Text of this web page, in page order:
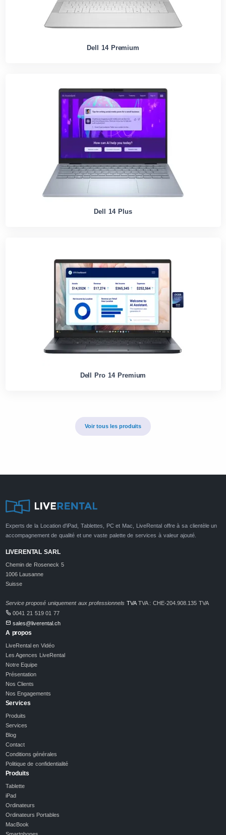
Dell 14 Premium
Dell 14 Plus
Dell Pro 14 Premium
Voir tous les produits
Experts de la Location d'iPad, Tablettes, PC et Mac, LiveRental offre à sa clientèle un
accompagnement de qualité et une vaste palette de services à valeur ajouté.
LIVERENTAL SARL
Chemin de Roseneck 5
1006 Lausanne
Suisse
Service proposé uniquement aux professionnels TVATVA : CHE-204.908.135 TVA
0041 21 519 01 77
sales@liverental.ch
A propos
LiveRental en Vidéo
Les Agences LiveRental
Notre Equipe
Présentation
Nos Clients
Nos Engagements
Services
Produits
Services
Blog
Contact
Conditions générales
Politique de confidentialité
Produits
Tablette
iPad
Ordinateurs
Ordinateurs Portables
MacBook